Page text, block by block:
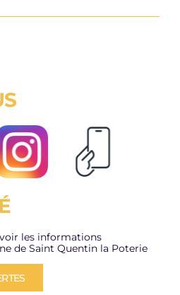
les informations
de Saint Quentin la Poterie